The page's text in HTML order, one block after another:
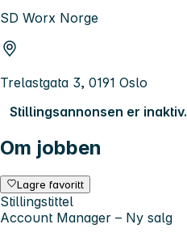
SD Worx Norge
Trelastgata 3, 0191 Oslo
Stillingsannonsen er inaktiv.
Om jobben
Lagre favoritt
Stillingstittel
Account Manager – Ny salg